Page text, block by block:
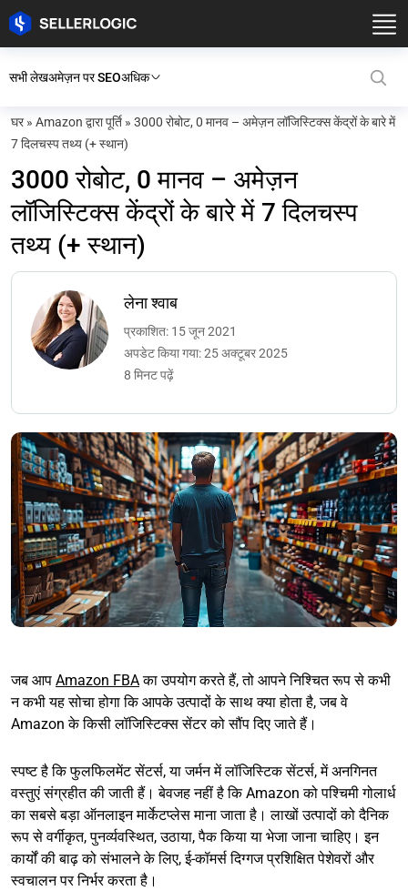
सभी लेखअमेज़न पर SEOअधिक
घर» Amazon द्वारा पूर्ति » 3000 रोबोट, 0 मानव – अमेज़न लॉजिस्टिक्स केंद्रों के बारे में
7 दिलचस्प तथ्य (+ स्थान)
3000 रोबोट, 0 मानव – अमेज़न
लॉजिस्टिक्स केंद्रों के बारे में 7 दिलचस्प
तथ्य (+ स्थान)
लेना श्वाब
प्रकाशित: 15 जून 2021
अपडेट किया गया: 25 अक्टूबर 2025
8 मिनट पढ़ें
जब आप Amazon FBAका उपयोग करते हैं, तो आपने निश्चित रूप से कभी
न कभी यह सोचा होगा कि आपके उत्पादों के साथ क्या होता है, जब वे
Amazon के किसी लॉजिस्टिक्स सेंटर को सौंप दिए जाते हैं।
स्पष्ट है कि फुलफिलमेंट सेंटर्स, या जर्मन में लॉजिस्टिक सेंटर्स, में अनगिनत
वस्तुएं संग्रहीत की जाती हैं। बेवजह नहीं है कि Amazon को पश्चिमी गोलार्ध
का सबसे बड़ा ऑनलाइन मार्केटप्लेस माना जाता है। लाखों उत्पादों को दैनिक
रूप से वर्गीकृत, पुनर्व्यवस्थित, उठाया, पैक किया या भेजा जाना चाहिए। इन
कार्यों की बाढ़ को संभालने के लिए, ई-कॉमर्स दिग्गज प्रशिक्षित पेशेवरों और
स्वचालन पर निर्भर करता है।